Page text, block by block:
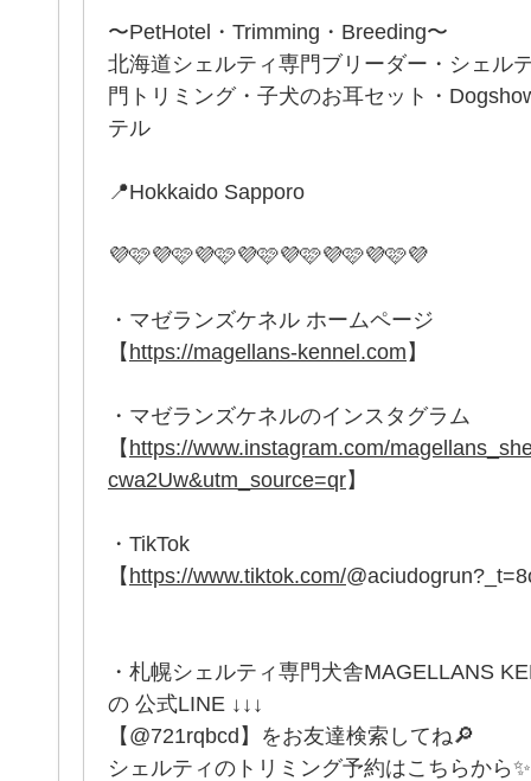
〜PetHotel・Trimming・Breeding〜
北海道シェルティ専門ブリーダー・シェル
門トリミング・子犬のお耳セット・
テル
📍Hokkaido Sapporo
💜🩷💜🩷💜🩷💜🩷💜🩷💜🩷💜🩷💜
・マゼランズケネル ホームページ
【https://magellans-kennel.com】
・マゼランズケネルのインスタグラム
【https://www.instagram.com/
cwa2Uw&utm_source=qr】
・TikTok
【https://www.tiktok.com/
・札幌シェルティ専門犬舎MAGELLANS
の 公式LINE ↓↓↓
【@721rqbcd】をお友達検索してね🔎
シェルティのトリミング予約はこちらから✨